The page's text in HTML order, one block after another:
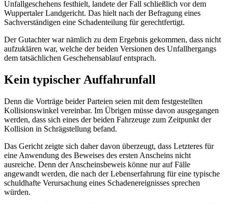
Unfallgeschehens festhielt, landete der Fall schließlich vor dem
Wuppertaler Landgericht. Das hielt nach der Befragung eines
Sachverständigen eine Schadenteilung für gerechtfertigt.
Der Gutachter war nämlich zu dem Ergebnis gekommen, dass nicht
aufzuklären war, welche der beiden Versionen des Unfallhergangs
dem tatsächlichen Geschehensablauf entsprach.
Kein typischer Auffahrunfall
Denn die Vorträge beider Parteien seien mit dem festgestellten
Kollisionswinkel vereinbar. Im Übrigen müsse davon ausgegangen
werden, dass sich eines der beiden Fahrzeuge zum Zeitpunkt der
Kollision in Schrägstellung befand.
Das Gericht zeigte sich daher davon überzeugt, dass Letzteres für
eine Anwendung des Beweises des ersten Anscheins nicht
ausreiche. Denn der Anscheinsbeweis könne nur auf Fälle
angewandt werden, die nach der Lebenserfahrung für eine typische
schuldhafte Verursachung eines Schadenereignisses sprechen
würden.